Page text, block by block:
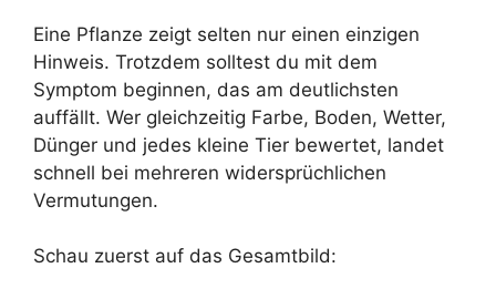
Eine Pflanze zeigt selten nur einen einzigen
Hinweis. Trotzdem solltest du mit dem
Symptom beginnen, das am deutlichsten
auffällt. Wer gleichzeitig Farbe, Boden, Wetter,
Dünger und jedes kleine Tier bewertet, landet
schnell bei mehreren widersprüchlichen
Vermutungen.
Schau zuerst auf das Gesamtbild: